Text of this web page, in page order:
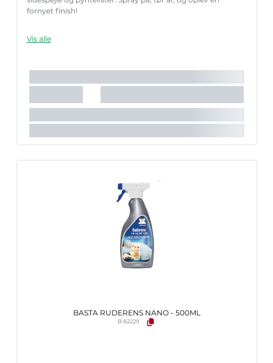
fornyet finish!
Vis alle
BASTA RUDERENS NANO - 500ML
B 82229